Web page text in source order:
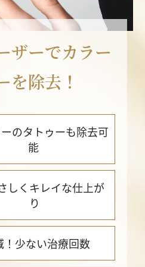
ザーでカラー
を除去！
のタトゥーも除去可
能
しくキレイな仕上が
り
！少ない治療回数